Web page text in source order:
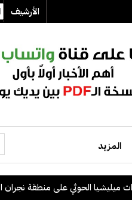
الأرشيف
المزيد
الحوثي على منطقة نجران السعودية